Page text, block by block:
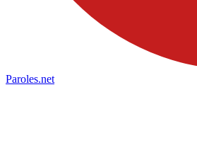
Paroles.net